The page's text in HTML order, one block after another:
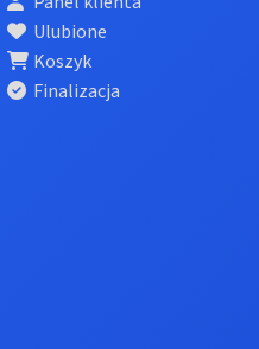
Ulubione
Koszyk
Finalizacja